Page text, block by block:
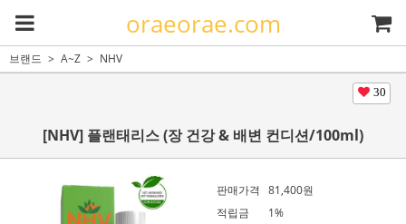
oraeorae.com
브랜드 A~Z NHV
30
[NHV] 플랜태리스 (장 건강 & 배변 컨디션/100ml)
판매가격 81,400원
적립금
1%